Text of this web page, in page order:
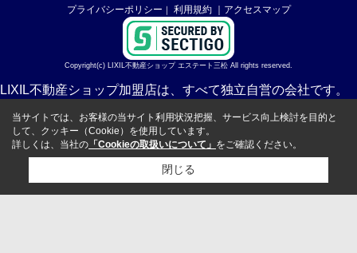
プライバシーポリシー ｜ 利用規約 ｜アクセスマップ
Copyright(c) LIXIL不動産ショップ エステート三松 All rights reserved.
LIXIL不動産ショップ加盟店は、すべて独立自営の会社です。
当サイトでは、お客様の当サイト利用状況把握、サービス向上検討を目的と
して、クッキー（Cookie）を使用しています。
詳しくは、当社の 「Cookieの取扱いについて」 をご確認ください。
閉じる